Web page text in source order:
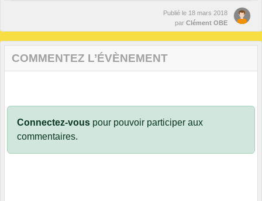
Publié le 18 mars 2018
par Clément OBE
COMMENTEZ L’ÉVÈNEMENT
Connectez-vous pour pouvoir participer aux
commentaires.